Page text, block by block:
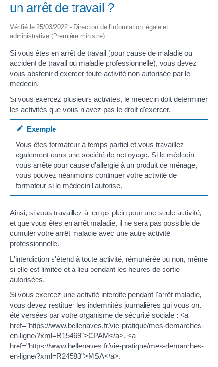
un arrêt de travail ?
Vérifié le 25/03/2022 - Direction de l'information légale et
administrative (Première ministre)
Si vous êtes en arrêt de travail (pour cause de maladie ou
accident de travail ou maladie professionnelle), vous devez
vous abstenir d'exercer toute activité non autorisée par le
médecin.
Si vous exercez plusieurs activités, le médecin doit déterminer
les activités que vous n'avez pas le droit d'exercer.
Exemple
Vous êtes formateur à temps partiel et vous travaillez
également dans une société de nettoyage. Si le médecin
vous arrête pour cause d'allergie à un produit de ménage,
vous pouvez néanmoins continuer votre activité de
formateur si le médecin l'autorise.
Ainsi, si vous travaillez à temps plein pour une seule activité,
et que vous êtes en arrêt maladie, il ne sera pas possible de
cumuler votre arrêt maladie avec une autre activité
professionnelle.
L'interdiction s'étend à toute activité, rémunérée ou non, même
si elle est limitée et a lieu pendant les heures de sortie
autorisées.
Si vous exercez une activité interdite pendant l'arrêt maladie,
vous devez restituer les indemnités journalières qui vous ont
été versées par votre organisme de sécurité sociale : <a
href="https://www.bellenaves.fr/vie-pratique/mes-demarches-
en-ligne/?xml=R15469">CPAM</a>, <a
href="https://www.bellenaves.fr/vie-pratique/mes-demarches-
en-ligne/?xml=R24583">MSA</a>.